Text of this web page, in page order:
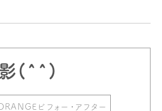
影(^^)
ビフォー・アフター